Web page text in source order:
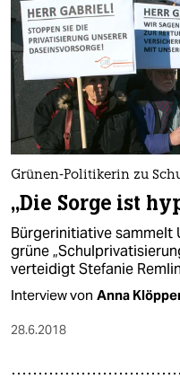
Grünen-Politikerin zu
„Die Sorge ist
Bürgerinitiative
grüne
verteidigt Stefanie
Interview von Anna
28.6.2018